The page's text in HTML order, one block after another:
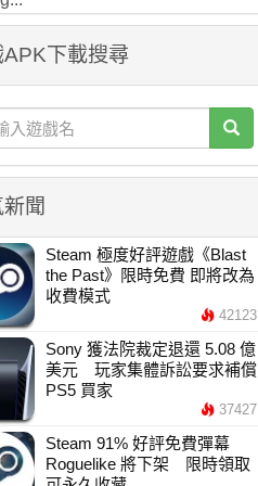
下載搜尋
聞
Steam 極度好評遊戲《Blast
the Past》限時免費 即將改為
收費模式
42123
Sony 獲法院裁定退還 5.08 億
美元 玩家集體訴訟要求補償
PS5 買家
37427
Steam 91% 好評免費彈幕
Roguelike 將下架 限時領取